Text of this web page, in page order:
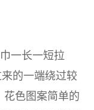
一长一短拉
的一端绕过较
花色图案简单的